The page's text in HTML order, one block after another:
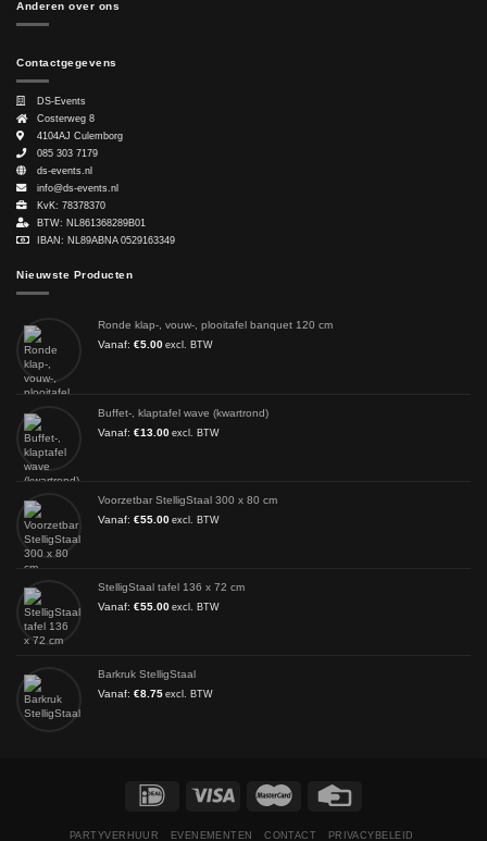
Anderen over ons
Contactgegevens
DS-Events
Costerweg 8
4104AJ Culemborg
085 303 7179
ds-events.nl
info@ds-events.nl
KvK: 78378370
BTW: NL861368289B01
IBAN: NL89ABNA 0529163349
Nieuwste Producten
Ronde klap-, vouw-, plooitafel banquet 120 cm
Vanaf: €5.00 excl. BTW
Buffet-, klaptafel wave (kwartrond)
Vanaf: €13.00 excl. BTW
Voorzetbar StelligStaal 300 x 80 cm
Vanaf: €55.00 excl. BTW
StelligStaal tafel 136 x 72 cm
Vanaf: €55.00 excl. BTW
Barkruk StelligStaal
Vanaf: €8.75 excl. BTW
PARTYVERHUUR EVENEMENTEN CONTACT PRIVACYBELEID